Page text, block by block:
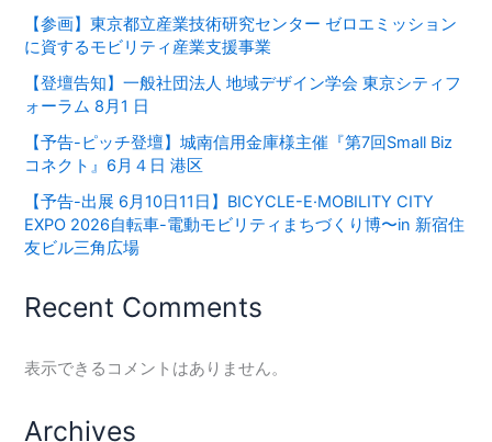
【参画】東京都立産業技術研究センター ゼロエミッション
に資するモビリティ産業支援事業
【登壇告知】一般社団法人 地域デザイン学会 東京シティフ
ォーラム 8月1 日
【予告-ピッチ登壇】城南信用金庫様主催『第7回Small Biz
コネクト』6月４日 港区
【予告-出展 6月10日11日】BICYCLE-E·MOBILITY CITY
EXPO 2026⾃転⾞-電動モビリティまちづくり博〜in 新宿住
友ビル三⾓広場
Recent Comments
表示できるコメントはありません。
Archives